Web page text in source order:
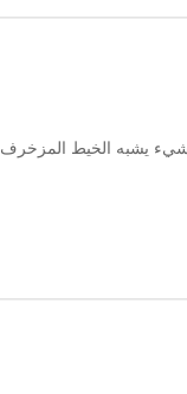
شيء يشبه الخيط المزخرف